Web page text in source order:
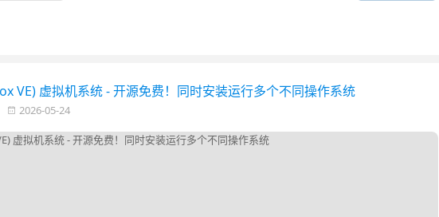
个大版本，也是目前国内首款
安卓模拟器。之前
VE) 虚拟机系统 - 开源免费！同时安装运行多个不同操作系统
2026-05-24